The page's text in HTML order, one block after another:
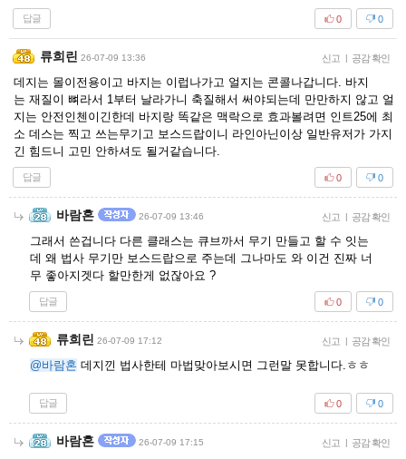
답글 0
0
류희린 26-07-09 13:36 신고 | 공감 확인
데지는 몰이전용이고 바지는 이럽나가고 얼지는 콘콜나갑니다. 바지
는 재질이 뼈라서 1부터 날라가니 축질해서 써야되는데 만만하지 않고 얼
지는 안전인첸이긴한데 바지랑 똑같은 맥락으로 효과볼려면 인트25에 최
소 데스는 찍고 쓰는무기고 보스드랍이니 라인아닌이상 일반유저가 가지
긴 힘드니 고민 안하셔도 될거같습니다.
답글 0
0
바람혼 26-07-09 13:46 신고 | 공감 확인
그래서 쓴겁니다 다른 클래스는 큐브까서 무기 만들고 할 수 잇는
데 왜 법사 무기만 보스드랍으로 주는데 그나마도 와 이건 진짜 너
무 좋아지겟다 할만한게 없잖아요 ?
답글 0
0
류희린 26-07-09 17:12 신고 | 공감 확인
@바람혼 데지낀 법사한테 마법맞아보시면 그런말 못합니다.ㅎㅎ
답글 0
0
바람혼 26-07-09 17:15 신고 | 공감 확인